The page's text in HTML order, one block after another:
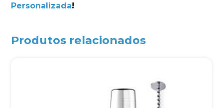
Personalizada!
Produtos relacionados